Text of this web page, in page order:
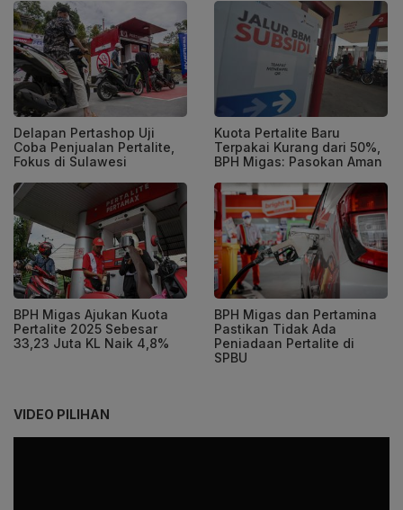
Delapan Pertashop Uji
Coba Penjualan Pertalite,
Fokus di Sulawesi
Kuota Pertalite Baru
Terpakai Kurang dari 50%,
BPH Migas: Pasokan Aman
BPH Migas Ajukan Kuota
Pertalite 2025 Sebesar
33,23 Juta KL Naik 4,8%
BPH Migas dan Pertamina
Pastikan Tidak Ada
Peniadaan Pertalite di
SPBU
VIDEO PILIHAN